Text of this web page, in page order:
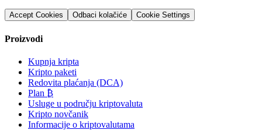
Accept Cookies Odbaci kolačiće Cookie Settings
Proizvodi
Kupnja kripta
Kripto paketi
Redovita plaćanja (DCA)
Plan ₿
Usluge u području kriptovaluta
Kripto novčanik
Informacije o kriptovalutama